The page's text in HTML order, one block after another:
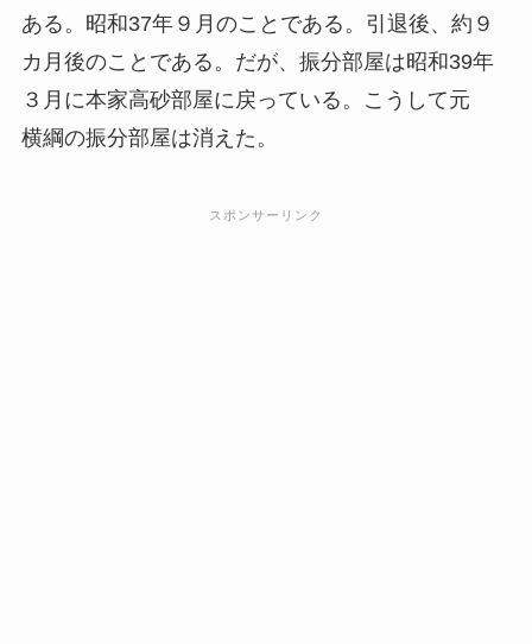
ある。昭和37年９月のことである。引退後、約９
カ月後のことである。だが、振分部屋は昭和39年
３月に本家高砂部屋に戻っている。こうして元
横綱の振分部屋は消えた。
スポンサーリンク